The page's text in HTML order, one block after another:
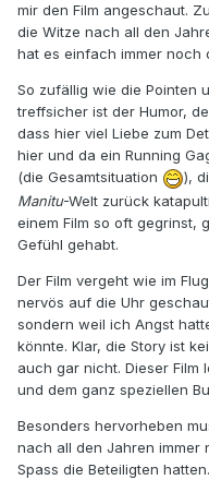
mir den Film angeschaut.
die Witze nach all den
hat es einfach immer noch
So zufällig wie die Pointen
treffsicher ist der Humor,
dass hier viel Liebe zum
hier und da ein Running
(die Gesamtsituation
),
Manitu-Welt zurück
einem Film so oft gegrinst,
Gefühl gehabt.
Der Film vergeht wie im
nervös auf die Uhr
sondern weil ich Angst
könnte. Klar, die Story ist
auch gar nicht. Dieser Film
und dem ganz speziellen
Besonders hervorheben
nach all den Jahren immer
Spass die Beteiligten